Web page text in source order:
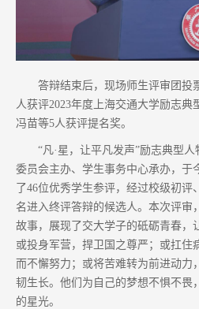
答辩结束后，现场师生评审团投
人获评2023年度上海交通大学励志
冯苗等5人获评提名奖。
“凡·星，让平凡发声”励志典型
委员会主办、学生事务中心承办，于
了46位优秀学生参评，经过校级初评
名进入终评答辩的候选人。本次评审
故事，展现了交大学子的砥砺青春，
或投身军营，捍卫国之尊严；或扛住
而不懈努力；或将苦难转为前进动力
韧生长。他们为自己的梦想不惧不畏
的星光。